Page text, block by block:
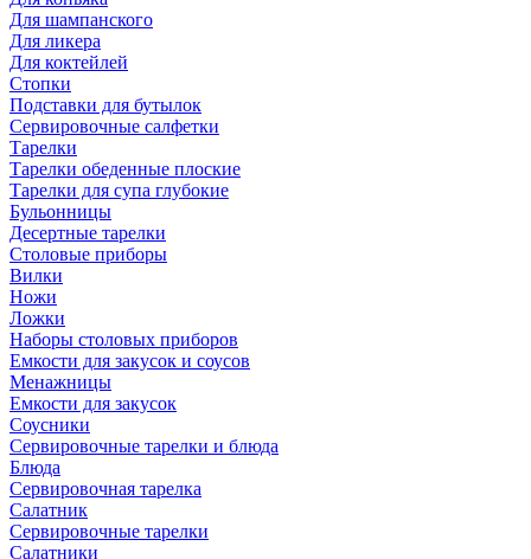
Для шампанского
Для ликера
Для коктейлей
Стопки
Подставки для бутылок
Сервировочные салфетки
Тарелки
Тарелки обеденные плоские
Тарелки для супа глубокие
Бульонницы
Десертные тарелки
Столовые приборы
Вилки
Ножи
Ложки
Наборы столовых приборов
Емкости для закусок и соусов
Менажницы
Емкости для закусок
Соусники
Сервировочные тарелки и блюда
Блюда
Сервировочная тарелка
Салатник
Сервировочные тарелки
Салатники